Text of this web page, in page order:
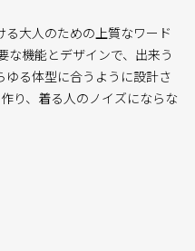
大人のための上質なワード
な機能とデザインで、出来う
ゆる体型に合うように設計さ
り、着る人のノイズにならな